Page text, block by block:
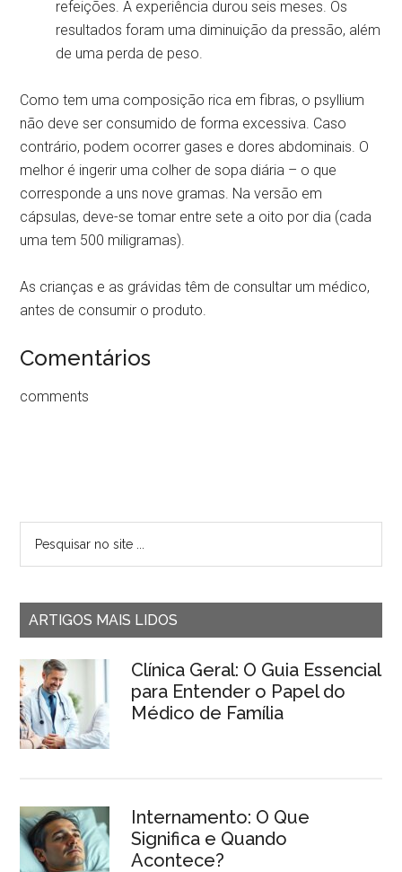
refeições. A experiência durou seis meses. Os
resultados foram uma diminuição da pressão, além
de uma perda de peso.
Como tem uma composição rica em fibras, o psyllium
não deve ser consumido de forma excessiva. Caso
contrário, podem ocorrer gases e dores abdominais. O
melhor é ingerir uma colher de sopa diária – o que
corresponde a uns nove gramas. Na versão em
cápsulas, deve-se tomar entre sete a oito por dia (cada
uma tem 500 miligramas).
As crianças e as grávidas têm de consultar um médico,
antes de consumir o produto.
Comentários
comments
ARTIGOS MAIS LIDOS
Clínica Geral: O Guia Essencial
para Entender o Papel do
Médico de Família
Internamento: O Que
Significa e Quando
Acontece?